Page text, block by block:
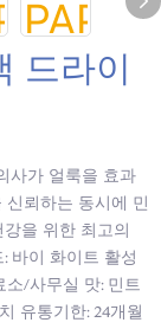
드라이
사가 얼룩을 효과
뢰하는 동시에 민
을 위한 최고의
바이 화이트 활성
소/사무실 맛: 민트
유통기한: 24개월